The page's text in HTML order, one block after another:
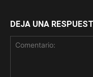
DEJA UNA